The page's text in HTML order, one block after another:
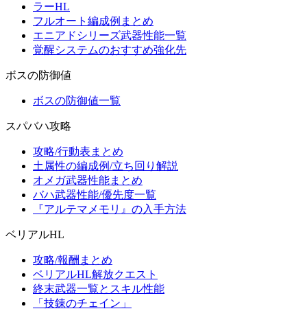
ラーHL
フルオート編成例まとめ
エニアドシリーズ武器性能一覧
覚醒システムのおすすめ強化先
ボスの防御値
ボスの防御値一覧
スパバハ攻略
攻略/行動表まとめ
土属性の編成例/立ち回り解説
オメガ武器性能まとめ
バハ武器性能/優先度一覧
『アルテマメモリ』の入手方法
ベリアルHL
攻略/報酬まとめ
ベリアルHL解放クエスト
終末武器一覧とスキル性能
「技錬のチェイン」